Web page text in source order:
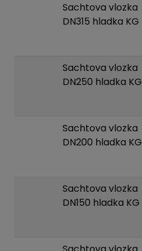
Sachtova vlozka
DN315 hladka KG
Sachtova vlozka
DN250 hladka KG
Sachtova vlozka
DN200 hladka KG
Sachtova vlozka
DN150 hladka KG